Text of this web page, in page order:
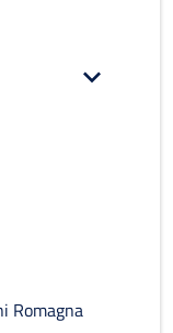
Romagna